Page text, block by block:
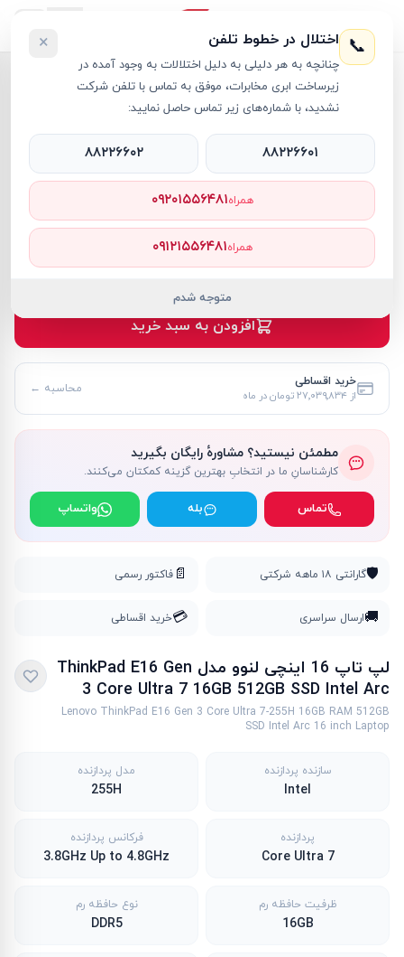
لپ تاپ ThinkPad
Lenovo
۲۹۴٬۹۸۰٬۰۰۰ تومان موجود
افزودن به سبد خرید
خرید اقساطی
از ۲۷٬۰۳۹٬۸۳۴ تومان در ماه محاسبه ←
مطمئن نیستید؟ مشاورهٔ رایگان بگیرید
کارشناسانِ ما در انتخابِ بهترین گزینه کمکتان می‌کنند.
تماس بله واتساپ
🛡️گارانتی ۱۸ ماهه شرکتی 📄 فاکتور رسمی
🚚ارسال سراسری 💳خرید اقساطی
لپ تاپ 16 اینچی لنوو مدل ThinkPad E16 Gen
3 Core Ultra 7 16GB 512GB SSD Intel Arc
Lenovo ThinkPad E16 Gen 3 Core Ultra 7-255H 16GB RAM 512GB
SSD Intel Arc 16 inch Laptop
سازنده پردازنده
Intel
مدل پردازنده
255H
پردازنده
Core Ultra 7
فرکانس پردازنده
3.8GHz Up to 4.8GHz
ظرفیت حافظه رم
16GB
نوع حافظه رم
DDR5
📞 اختلال در خطوط تلفن
چنانچه به هر دلیلی به دلیل اختلالات به وجود آمده در
زیرساخت ابری مخابرات، موفق به تماس با تلفن شرکت
نشدید، با شماره‌های زیر تماس حاصل نمایید:
×
۸۸۲۲۶۶۰۱ ۸۸۲۲۶۶۰۲
همراه۰۹۲۰۱۵۵۶۴۸۱
همراه۰۹۱۲۱۵۵۶۴۸۱
متوجه شدم